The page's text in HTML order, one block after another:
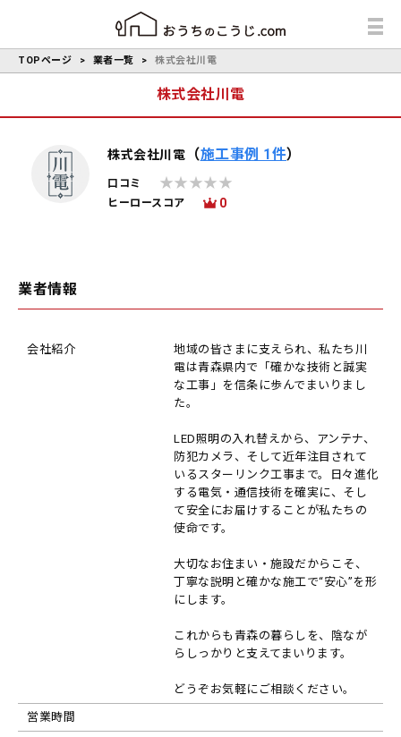
TOPページ 業者一覧 株式会社川電
株式会社川電
株式会社川電 （施工事例 1件）
口コミ
ヒーロースコア
0
業者情報
会社紹介
地域の皆さまに支えられ、私たち川
電は青森県内で「確かな技術と誠実
な工事」を信条に歩んでまいりまし
た。
LED照明の入れ替えから、アンテナ、
防犯カメラ、そして近年注目されて
いるスターリンク工事まで。日々進化
する電気・通信技術を確実に、そし
て安全にお届けすることが私たちの
使命です。
大切なお住まい・施設だからこそ、
丁寧な説明と確かな施工で“安心”を形
にします。
これからも青森の暮らしを、陰なが
らしっかりと支えてまいります。
どうぞお気軽にご相談ください。
営業時間